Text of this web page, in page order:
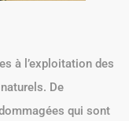
à l’exploitation des
De
qui sont